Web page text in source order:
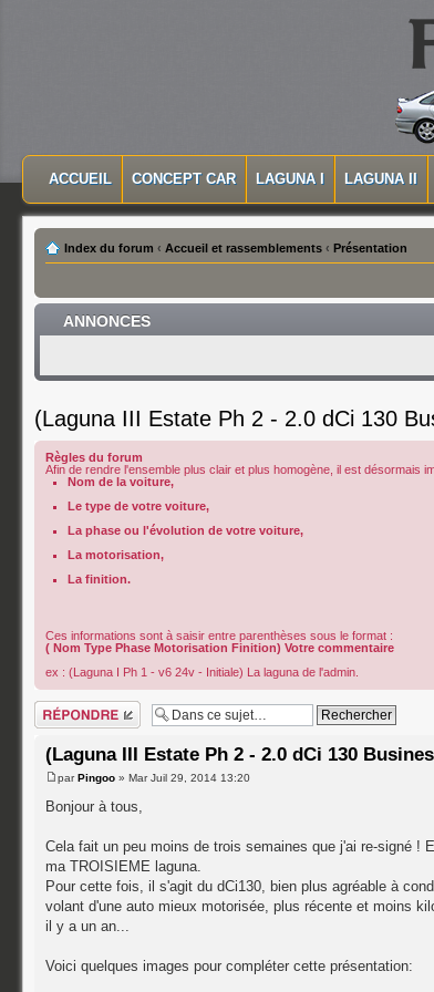
MENU PRINCIPAL
ACCUEIL CONCEPT CAR LAGUNA I LAGUNA II
Index du forum ‹ Accueil et rassemblements ‹ Présentation
ANNONCES
(Laguna III Estate Ph 2 - 2.0 dCi 130
Règles du forum
Afin de rendre l'ensemble plus clair et plus homogène, il est désormais
Nom de la voiture,
Le type de votre voiture,
La phase ou l'évolution de votre voiture,
La motorisation,
La finition.
Ces informations sont à saisir entre parenthèses sous le format :
( Nom Type Phase Motorisation Finition) Votre commentaire
ex : (Laguna I Ph 1 - v6 24v - Initiale) La laguna de l'admin.
Répondre
(Laguna III Estate Ph 2 - 2.0 dCi 130
parPingoo » Mar Juil 29, 2014 13:20
Bonjour à tous,
Cela fait un peu moins de trois semaines que j'ai re-signé
ma TROISIEME laguna.
Pour cette fois, il s'agit du dCi130, bien plus agréable à
volant d'une auto mieux motorisée, plus récente et moins
il y a un an...
Voici quelques images pour compléter cette présentation: